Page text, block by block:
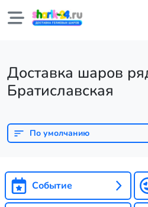
Доставка шаров
Братиславская
По умолчанию
Событие